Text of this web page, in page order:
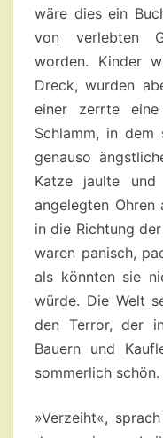
wäre dies ein
von verlebten
worden. Kinder
Dreck, wurden
einer zerrte
Schlamm, in dem
genauso
Katze jaulte
angelegten
in die Richtung
waren panisch,
als könnten sie
würde. Die Welt
den Terror, der
Bauern und
sommerlich schön.
»Verzeiht«,